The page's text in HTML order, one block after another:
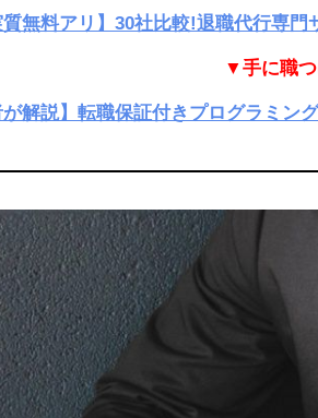
質無料アリ】30社比較!退職代行専
▼手に職
が解説】転職保証付きプログラミン